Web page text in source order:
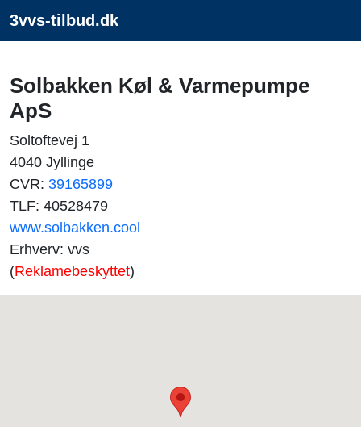
3vvs-tilbud.dk
Solbakken Køl & Varmepumpe
ApS
Soltoftevej 1
4040 Jyllinge
CVR: 39165899
TLF: 40528479
www.solbakken.cool
Erhverv: vvs
(Reklamebeskyttet)